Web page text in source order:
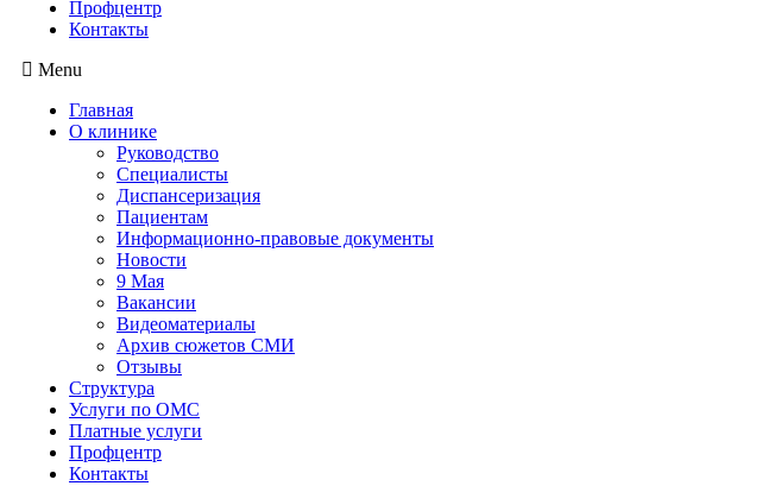
Профцентр
Контакты
Menu
Главная
О клинике
Руководство
Специалисты
Диспансеризация
Пациентам
Информационно-правовые документы
Новости
9 Мая
Вакансии
Видеоматериалы
Архив сюжетов СМИ
Отзывы
Структура
Услуги по ОМС
Платные услуги
Профцентр
Контакты